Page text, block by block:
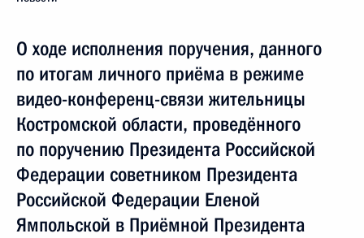
О ходе исполнения поручения, данного
по итогам личного приёма в режиме
видео-конференц-связи жительницы
Костромской области, проведённого
по поручению Президента Российской
Федерации советником Президента
Российской Федерации Еленой
Ямпольской в Приёмной Президента